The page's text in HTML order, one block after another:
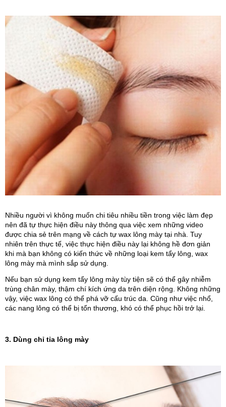
Nhiều người vì không muốn chi tiêu nhiều tiền trong việc làm đẹp
nên đã tự thực hiện điều này thông qua việc xem những video
được chia sẻ trên mạng về cách tự wax lông mày tại nhà. Tuy
nhiên trên thực tế, việc thực hiện điều này lại không hề đơn giản
khi mà bạn không có kiến thức về những loại kem tẩy lông, wax
lông mày mà mình sắp sử dụng.
Nếu bạn sử dụng kem tẩy lông mày tùy tiện sẽ có thể gây nhiễm
trùng chân mày, thậm chí kích ứng da trên diện rộng. Không những
vậy, việc wax lông có thể phá vỡ cấu trúc da. Cũng như việc nhổ,
các nang lông có thể bị tổn thương, khó có thể phục hồi trở lại.
3. Dùng chỉ tỉa lông mày